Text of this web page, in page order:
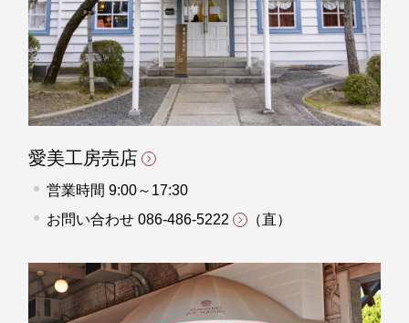
愛美工房売店
営業時間 9:00～17:30
お問い合わせ086-486-5222 （直）